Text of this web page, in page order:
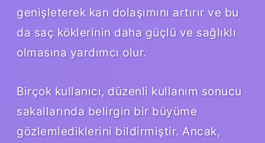
genişleterek kan dolaşımını artırır ve bu
da saç köklerinin daha güçlü ve sağlıklı
olmasına yardımcı olur.
Birçok kullanıcı, düzenli kullanım sonucu
sakallarında belirgin bir büyüme
gözlemlediklerini bildirmiştir. Ancak,